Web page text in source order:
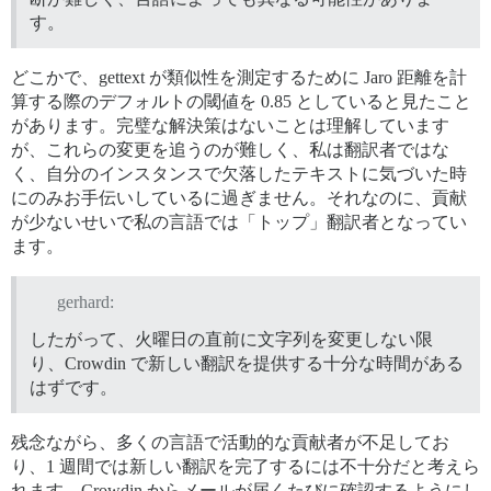
す。
どこかで、gettext が類似性を測定するために Jaro 距離を計
算する際のデフォルトの閾値を 0.85 としていると見たこと
があります。完璧な解決策はないことは理解しています
が、これらの変更を追うのが難しく、私は翻訳者ではな
く、自分のインスタンスで欠落したテキストに気づいた時
にのみお手伝いしているに過ぎません。それなのに、貢献
が少ないせいで私の言語では「トップ」翻訳者となってい
ます。
gerhard:
したがって、火曜日の直前に文字列を変更しない限
り、Crowdin で新しい翻訳を提供する十分な時間がある
はずです。
残念ながら、多くの言語で活動的な貢献者が不足してお
り、1 週間では新しい翻訳を完了するには不十分だと考えら